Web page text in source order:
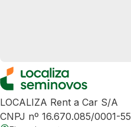
LOCALIZA Rent a Car S/A
CNPJ nº 16.670.085/0001-55